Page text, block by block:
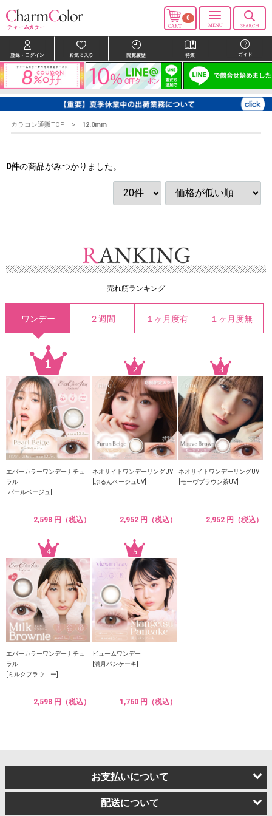
0
カラコン通販TOP 12.0mm
0件の商品がみつかりました。
売れ筋ランキング
ワンデー ２週間 １ヶ月度有 １ヶ月度無
エバーカラーワンデーナチュ
ラル
[パールベージュ]
2,598 円（税込）
ネオサイトワンデーリングUV
[ぷるんベージュUV]
2,952 円（税込）
ネオサイトワンデーリングUV
[モーヴブラウン茶UV]
2,952 円（税込）
エバーカラーワンデーナチュ
ラル
[ミルクブラウニー]
2,598 円（税込）
ビュームワンデー
[満月パンケーキ]
1,760 円（税込）
お支払いについて
配送について